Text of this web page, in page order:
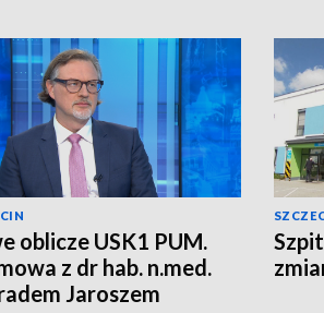
oblicze USK1 PUM.
z dr hab. n.med.
Jaroszem